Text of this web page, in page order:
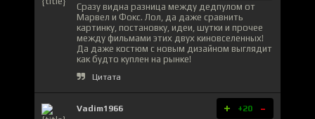
Сразу видна разница между дедпулом от
Марвел и Фокс. Лол, да даже сравнить
картинку, постановку, идеи, шутки и прочее
между фильмами этих двух киновселенных!
Да даже костюм с новым дизайном выглядит
как будто куплен на рынке!
Цитата
Vadim1966 + +20 -